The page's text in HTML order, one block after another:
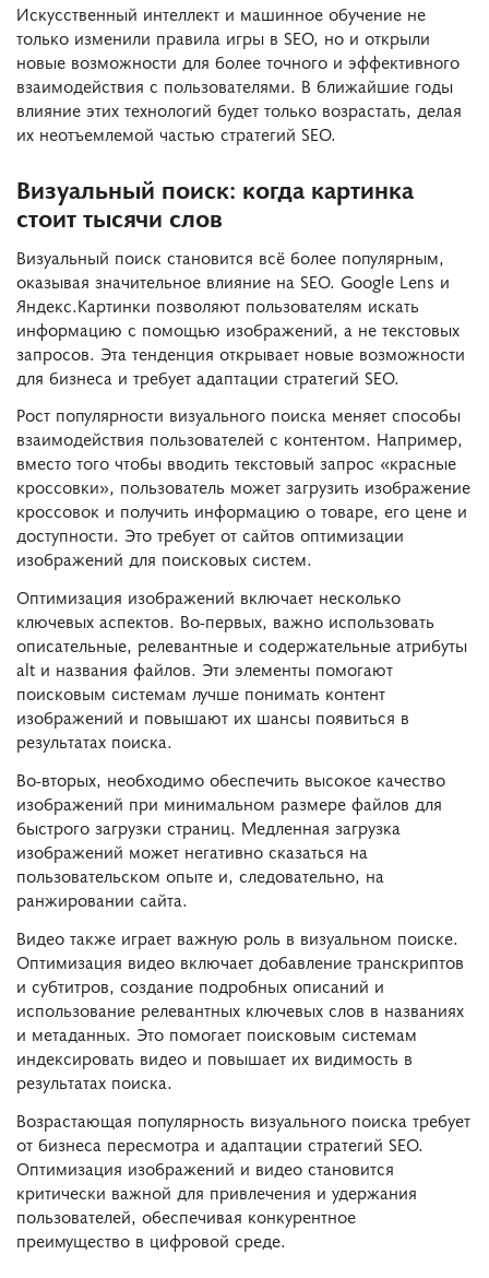
Искусственный интеллект и машинное обучение не
только изменили правила игры в SEO, но и открыли
новые возможности для более точного и эффективного
взаимодействия с пользователями. В ближайшие годы
влияние этих технологий будет только возрастать, делая
их неотъемлемой частью стратегий SEO.
Визуальный поиск: когда картинка
стоит тысячи слов
Визуальный поиск становится всё более популярным,
оказывая значительное влияние на SEO. Google Lens и
Яндекс.Картинки позволяют пользователям искать
информацию с помощью изображений, а не текстовых
запросов. Эта тенденция открывает новые возможности
для бизнеса и требует адаптации стратегий SEO.
Рост популярности визуального поиска меняет способы
взаимодействия пользователей с контентом. Например,
вместо того чтобы вводить текстовый запрос «красные
кроссовки», пользователь может загрузить изображение
кроссовок и получить информацию о товаре, его цене и
доступности. Это требует от сайтов оптимизации
изображений для поисковых систем.
Оптимизация изображений включает несколько
ключевых аспектов. Во-первых, важно использовать
описательные, релевантные и содержательные атрибуты
alt и названия файлов. Эти элементы помогают
поисковым системам лучше понимать контент
изображений и повышают их шансы появиться в
результатах поиска.
Во-вторых, необходимо обеспечить высокое качество
изображений при минимальном размере файлов для
быстрого загрузки страниц. Медленная загрузка
изображений может негативно сказаться на
пользовательском опыте и, следовательно, на
ранжировании сайта.
Видео также играет важную роль в визуальном поиске.
Оптимизация видео включает добавление транскриптов
и субтитров, создание подробных описаний и
использование релевантных ключевых слов в названиях
и метаданных. Это помогает поисковым системам
индексировать видео и повышает их видимость в
результатах поиска.
Возрастающая популярность визуального поиска требует
от бизнеса пересмотра и адаптации стратегий SEO.
Оптимизация изображений и видео становится
критически важной для привлечения и удержания
пользователей, обеспечивая конкурентное
преимущество в цифровой среде.